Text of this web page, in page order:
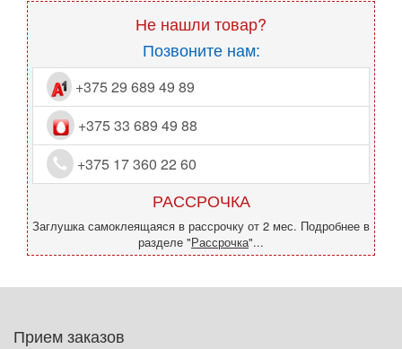
Не нашли товар?
Позвоните нам:
+375 29 689 49 89
+375 33 689 49 88
+375 17 360 22 60
РАССРОЧКА
Заглушка самоклеящаяся в рассрочку от 2 мес. Подробнее в
разделе "Рассрочка"...
Прием заказов